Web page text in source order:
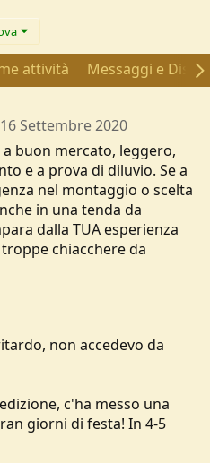
attività Messaggi e
16 Settembre 2020
buon mercato, leggero,
e a prova di diluvio. Se a
nel montaggio o scelta
in una tenda da
dalla TUA esperienza
chiacchere da
non accedevo da
c'ha messo una
giorni di festa! In 4-5